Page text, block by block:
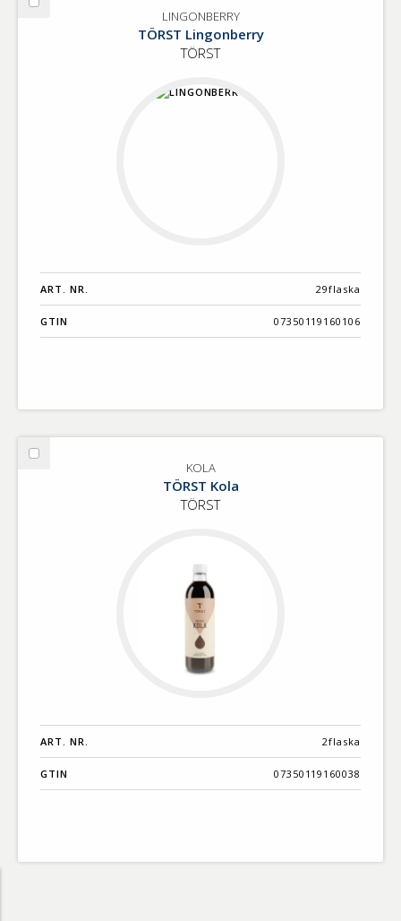
Välj
LINGONBERRY
TÖRST Lingonberry
TÖRST
ART. NR. 29flaska
GTIN 07350119160106
Välj
KOLA
TÖRST Kola
TÖRST
ART. NR. 2flaska
GTIN 07350119160038